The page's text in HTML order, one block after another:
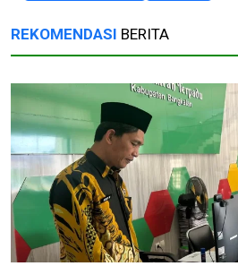
REKOMENDASI BERITA